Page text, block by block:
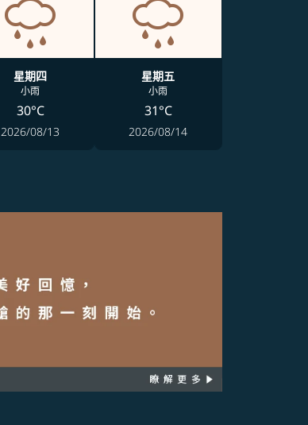
星期四
小雨
30°C
2026/08/13
星期五
小雨
31°C
2026/08/14